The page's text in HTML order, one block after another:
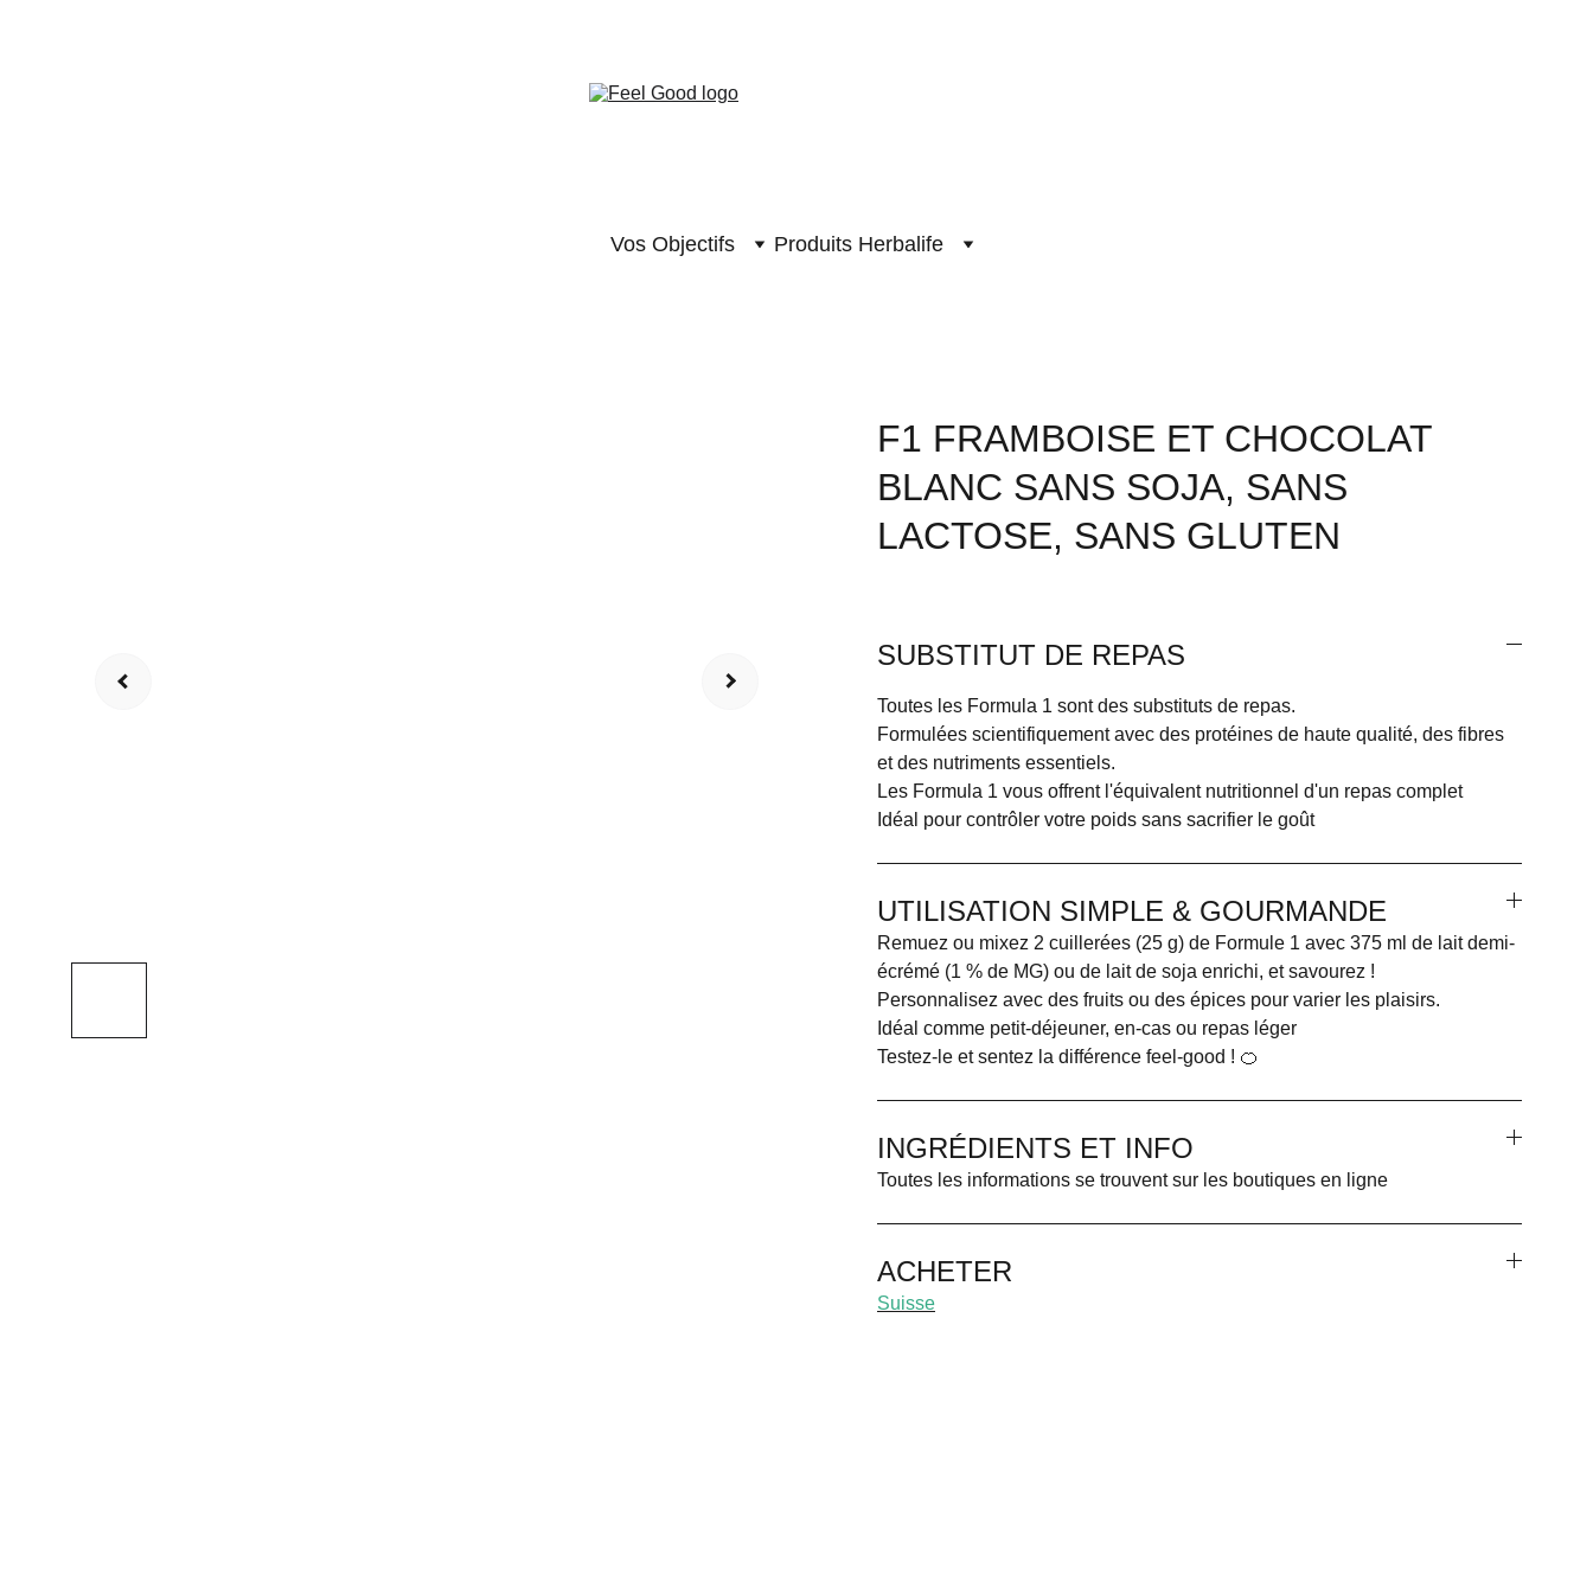
Vos Objectifs Produits Herbalife
F1 FRAMBOISE ET CHOCOLAT
BLANC SANS SOJA, SANS
LACTOSE, SANS GLUTEN
SUBSTITUT DE REPAS
Toutes les Formula 1 sont des substituts de repas.
Formulées scientifiquement avec des protéines de haute qualité, des fibres
et des nutriments essentiels.
Les Formula 1 vous offrent l'équivalent nutritionnel d'un repas complet
Idéal pour contrôler votre poids sans sacrifier le goût
UTILISATION SIMPLE & GOURMANDE
Remuez ou mixez 2 cuillerées (25 g) de Formule 1 avec 375 ml de lait demi-
écrémé (1 % de MG) ou de lait de soja enrichi, et savourez !
Personnalisez avec des fruits ou des épices pour varier les plaisirs.
Idéal comme petit-déjeuner, en-cas ou repas léger
Testez-le et sentez la différence feel-good ! 🍊
INGRÉDIENTS ET INFO
Toutes les informations se trouvent sur les boutiques en ligne
ACHETER
Suisse